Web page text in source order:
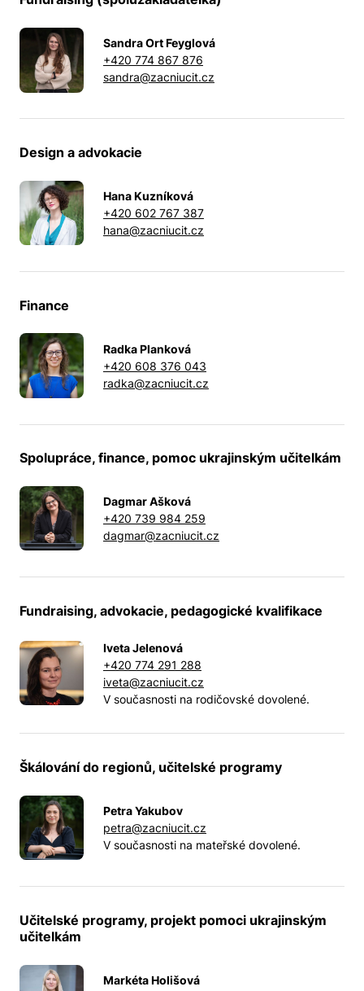
Sandra Ort Feyglová
+420 774 867 876
sandra@zacniucit.cz
Design a advokacie
Hana Kuzníková
+420 602 767 387
hana@zacniucit.cz
Finance
Radka Planková
+420 608 376 043
radka@zacniucit.cz
Spolupráce, finance, pomoc ukrajinským učitelkám
Dagmar Ašková
+420 739 984 259
dagmar@zacniucit.cz
Fundraising, advokacie, pedagogické kvalifikace
Iveta Jelenová
+420 774 291 288
iveta@zacniucit.cz
V současnosti na rodičovské dovolené.
Škálování do regionů, učitelské programy
Petra Yakubov
petra@zacniucit.cz
V současnosti na mateřské dovolené.
Učitelské programy, projekt pomoci ukrajinským
učitelkám
Markéta Holišová